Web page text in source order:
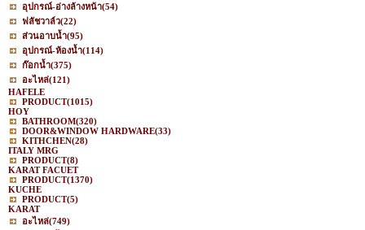
อุปกรณ์-อ่างล้างหน้า(54)
ฟลัชวาล์ว(22)
ส่วนอาบน้ำ(95)
อุปกรณ์-ห้องน้ำ(114)
ก๊อกน้ำ(375)
อะไหล่(121)
HAFELE
PRODUCT(1015)
HOY
BATHROOM(320)
DOOR&WINDOW HARDWARE(33)
KITHCHEN(28)
ITALY MRG
PRODUCT(8)
KARAT FACUET
PRODUCT(1370)
KUCHE
PRODUCT(5)
KARAT
อะไหล่(749)